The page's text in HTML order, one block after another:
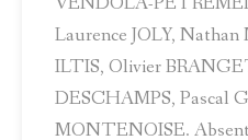
Laurence JOLY, Nathan
ILTIS, Olivier
DESCHAMPS, Pascal
MONTENOISE.